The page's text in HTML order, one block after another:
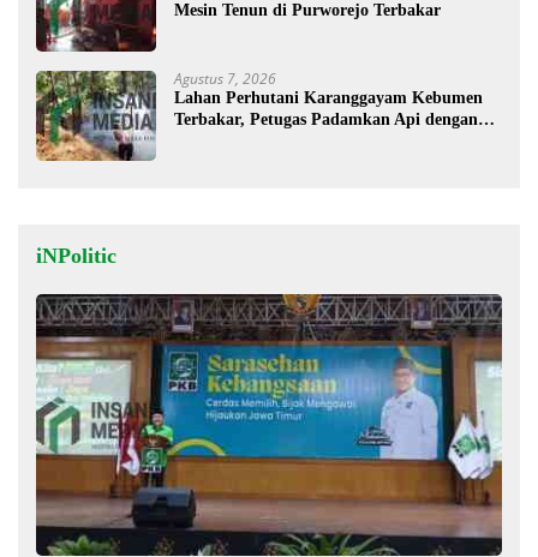
Mesin Tenun di Purworejo Terbakar
Agustus 7, 2026
Lahan Perhutani Karanggayam Kebumen
Terbakar, Petugas Padamkan Api dengan
iNPolitic